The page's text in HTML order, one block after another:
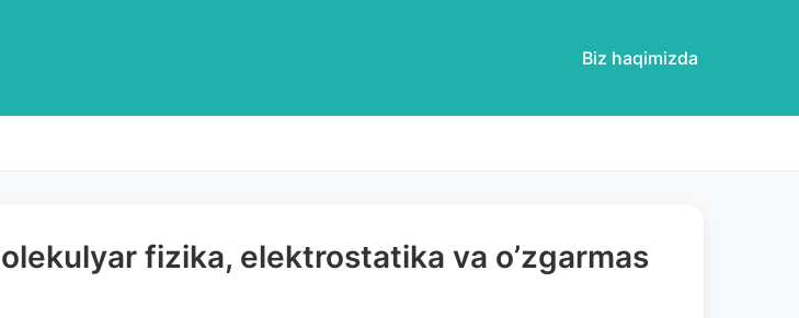
Biz haqimizda
fizika, elektrostatika va o’zgarmas